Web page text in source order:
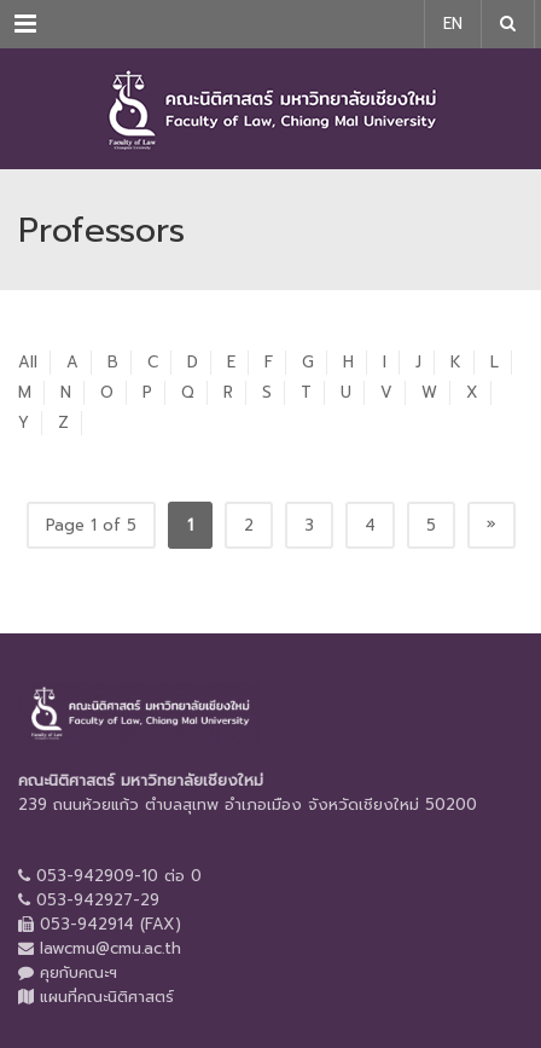
Menu EN
Professors
All A B C D E F G H I J K
L
M
N O P Q R S T U V W
X
Y
Z
Page 1 of 5 1 2 3 4 5 »
คณะนิติศาสตร์ มหาวิทยาลัยเชียงใหม่
239 ถนนห้วยแก้ว ตำบลสุเทพ อำเภอเมือง จังหวัดเชียงใหม่ 50200
053-942909-10 ต่อ 0
053-942927-29
053-942914 (FAX)
lawcmu@cmu.ac.th
คุยกับคณะฯ
แผนที่คณะนิติศาสตร์